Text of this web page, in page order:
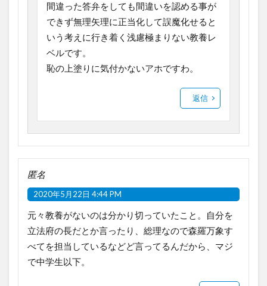
間違った答弁をしても間違いを認める事が
できず無理矢理に正当化して誤魔化せると
いう考えに行き着く浅慮極まりない教養レ
ベルです。
恥の上塗りに気付かないアホですわ。
返信
匿名
2020年5月22日 4:44 PM
元々教養がないのは分かり切っていたこと。自分を
立法府の長だとか言ったり、総理なので森羅万象す
べてを担当しているなどど言ってるんだから、マジ
で中学生以下。